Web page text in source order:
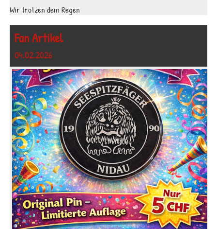
Wir trotzen dem Regen
Fan Artikel
04.02.2026